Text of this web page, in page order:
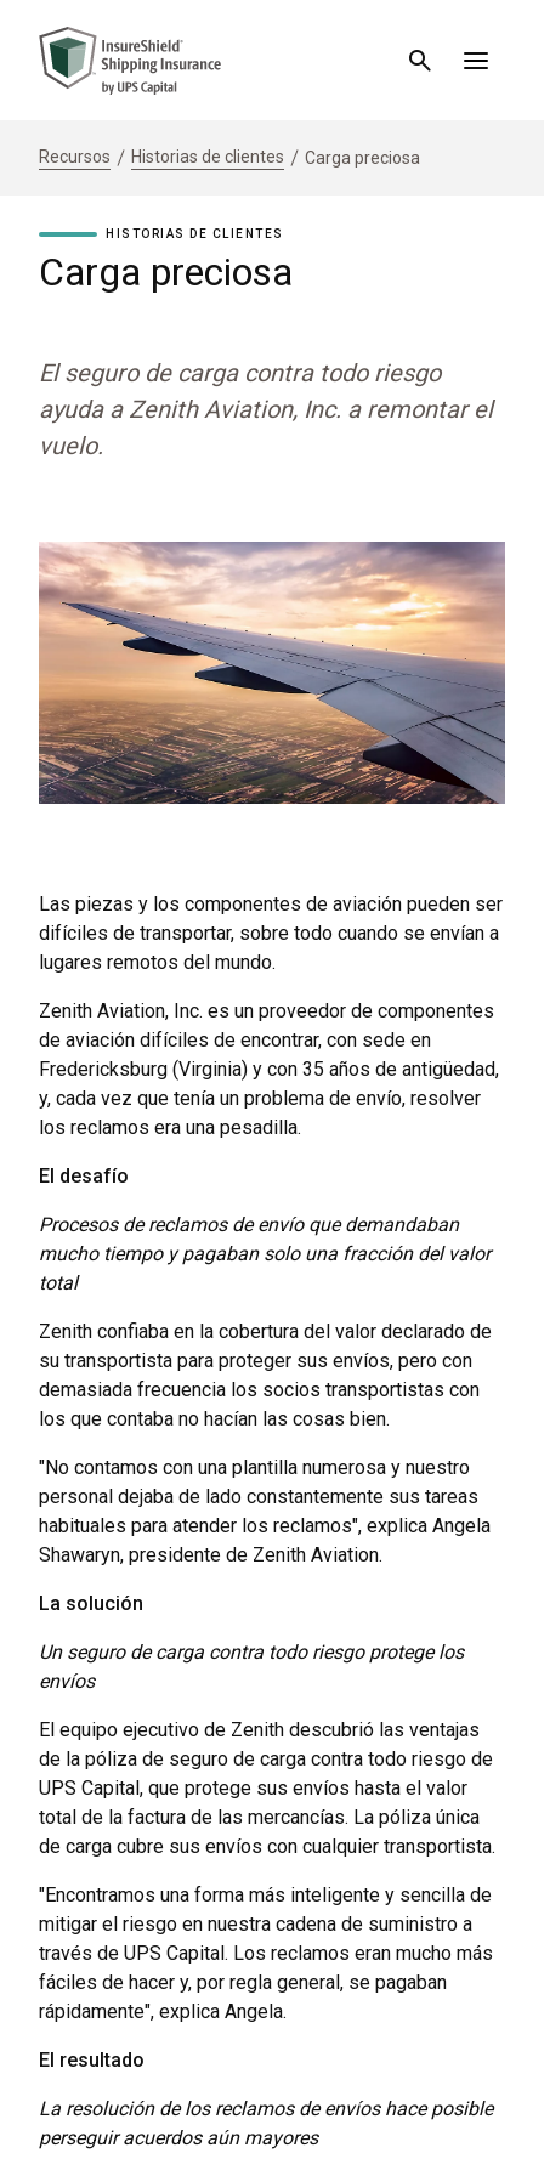
Recursos Historias de clientes Carga preciosa
HISTORIAS DE CLIENTES
Carga preciosa
El seguro de carga contra todo riesgo
ayuda a Zenith Aviation, Inc. a remontar el
vuelo.
Las piezas y los componentes de aviación pueden ser
difíciles de transportar, sobre todo cuando se envían a
lugares remotos del mundo.
Zenith Aviation, Inc. es un proveedor de componentes
de aviación difíciles de encontrar, con sede en
Fredericksburg (Virginia) y con 35 años de antigüedad,
y, cada vez que tenía un problema de envío, resolver
los reclamos era una pesadilla.
El desafío
Procesos de reclamos de envío que demandaban
mucho tiempo y pagaban solo una fracción del valor
total
Zenith confiaba en la cobertura del valor declarado de
su transportista para proteger sus envíos, pero con
demasiada frecuencia los socios transportistas con
los que contaba no hacían las cosas bien.
"No contamos con una plantilla numerosa y nuestro
personal dejaba de lado constantemente sus tareas
habituales para atender los reclamos", explica Angela
Shawaryn, presidente de Zenith Aviation.
La solución
Un seguro de carga contra todo riesgo protege los
envíos
El equipo ejecutivo de Zenith descubrió las ventajas
de la póliza de seguro de carga contra todo riesgo de
UPS Capital, que protege sus envíos hasta el valor
total de la factura de las mercancías. La póliza única
de carga cubre sus envíos con cualquier transportista.
"Encontramos una forma más inteligente y sencilla de
mitigar el riesgo en nuestra cadena de suministro a
través de UPS Capital. Los reclamos eran mucho más
fáciles de hacer y, por regla general, se pagaban
rápidamente", explica Angela.
El resultado
La resolución de los reclamos de envíos hace posible
perseguir acuerdos aún mayores